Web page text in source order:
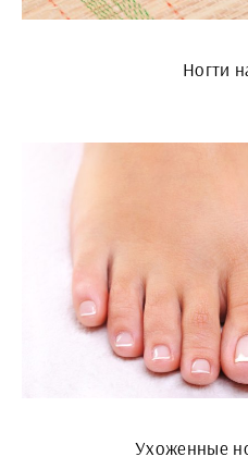
Ногти
Ухоженные